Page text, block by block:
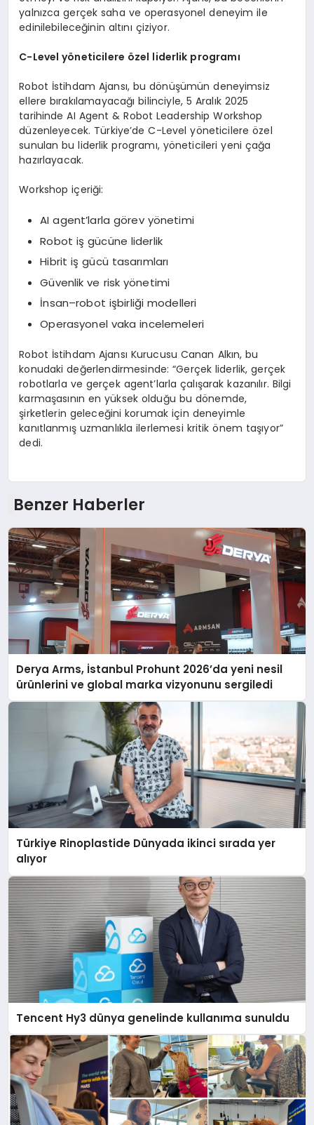
yalnızca gerçek saha ve operasyonel deneyim ile
edinilebileceğinin altını çiziyor.
C-Levelyöneticilere özel liderlik programı
Robot İstihdam Ajansı, bu dönüşümün deneyimsiz
ellere bırakılamayacağı bilinciyle, 5 Aralık 2025
tarihinde AI Agent & Robot Leadership Workshop
düzenleyecek. Türkiye’de C-Level yöneticilere özel
sunulan bu liderlik programı, yöneticileri yeni çağa
hazırlayacak.
Workshop içeriği:
AI agent’larla görev yönetimi
Robot iş gücüne liderlik
Hibrit iş gücü tasarımları
Güvenlik ve risk yönetimi
İnsan–robot işbirliği modelleri
Operasyonel vaka incelemeleri
Robot İstihdam Ajansı Kurucusu Canan Alkın, bu
konudaki değerlendirmesinde: “Gerçek liderlik, gerçek
robotlarla ve gerçek agent’larla çalışarak kazanılır. Bilgi
karmaşasının en yüksek olduğu bu dönemde,
şirketlerin geleceğini korumak için deneyimle
kanıtlanmış uzmanlıkla ilerlemesi kritik önem taşıyor”
dedi.
Benzer Haberler
Derya Arms, İstanbul Prohunt 2026’da yeni nesil
ürünlerini ve global marka vizyonunu sergiledi
Türkiye Rinoplastide Dünyada ikinci sırada yer
alıyor
Tencent Hy3 dünya genelinde kullanıma sunuldu